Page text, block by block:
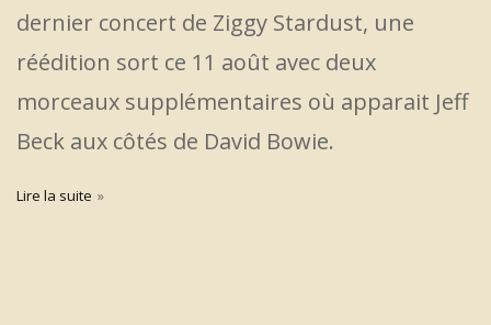
dernier concert de Ziggy Stardust, une
réédition sort ce 11 août avec deux
morceaux supplémentaires où apparait Jeff
Beck aux côtés de David Bowie.
Lire la suite